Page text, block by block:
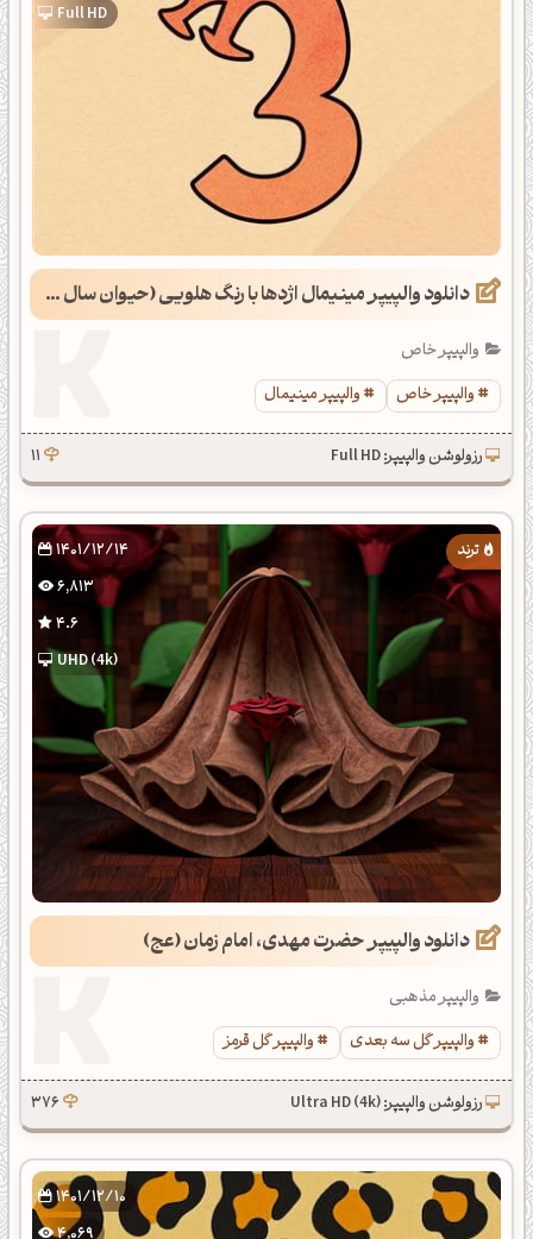
Full HD
دانلود والپیپر مینیمال اژدها با رنگ هلویی (حیوان سال 1403)
والپیپر خاص
والپیپر خاص
والپیپر مینیمال
رزولوشن والپیپر: Full HD 11
1401/12/14
6,813
4.6
UHD (4k)
دانلود والپیپر حضرت مهدی، امام زمان (عج)
والپیپر مذهبی
والپیپر گل سه بعدی
والپیپر گل قرمز
رزولوشن والپیپر: Ultra HD (4k) 376
1401/12/10